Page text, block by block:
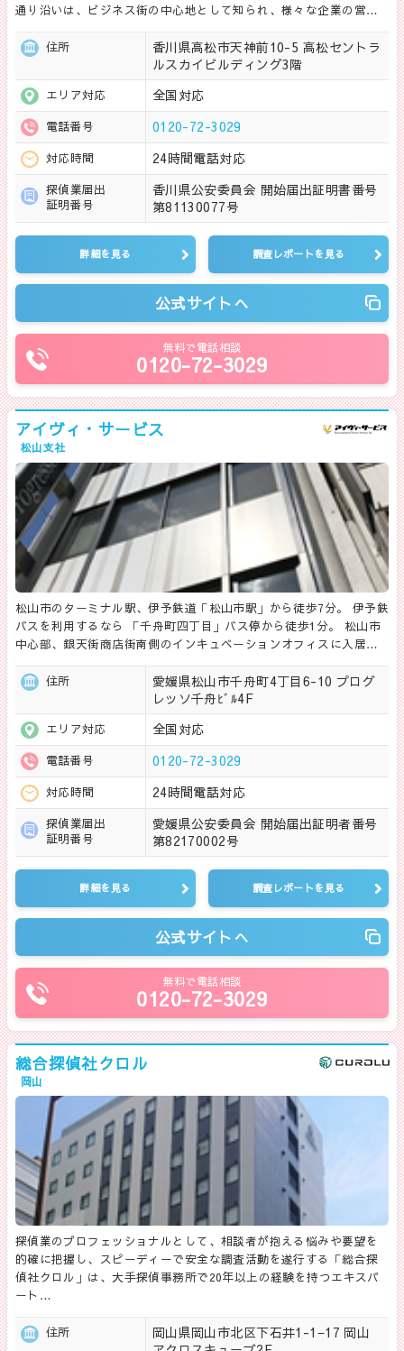
通り沿いは、ビジネス街の中心地として知られ、様々な企業の営…
住所
香川県高松市天神前10-5 高松セントラ
ルスカイビルディング3階
エリア対応 全国対応
電話番号 0120-72-3029
対応時間 24時間電話対応
探偵業届出
証明番号
香川県公安委員会 開始届出証明書番号
第81130077号
詳細を見る 調査レポートを見る
公式サイトへ
無料で電話相談
0120-72-3029
アイヴィ・サービス
松山支社
松山市のターミナル駅、伊予鉄道「松山市駅」から徒歩7分。 伊予鉄
バスを利用するなら 「千舟町四丁目」バス停から徒歩1分。 松山市
中心部、銀天街商店街南側のインキュベーションオフィスに入居…
住所
愛媛県松山市千舟町4丁目6-10 プログ
レッソ千舟ﾋﾞﾙ4F
エリア対応 全国対応
電話番号 0120-72-3029
対応時間 24時間電話対応
探偵業届出
証明番号
愛媛県公安委員会 開始届出証明者番号
第82170002号
詳細を見る 調査レポートを見る
公式サイトへ
無料で電話相談
0120-72-3029
総合探偵社クロル
岡山
探偵業のプロフェッショナルとして、相談者が抱える悩みや要望を
的確に把握し、スピーディーで安全な調査活動を遂行する「総合探
偵社クロル」は、大手探偵事務所で20年以上の経験を持つエキスパ
ート…
住所
岡山県岡山市北区下石井1-1−17 岡山